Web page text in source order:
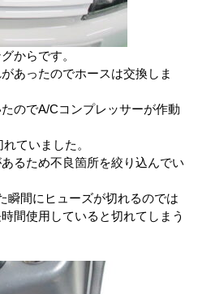
からです。
あったのでホースは交換しま
のでA/Cコンプレッサーが作動
ていました。
るため不良箇所を絞り込んでい
瞬間にヒューズが切れるのでは
間使用していると切れてしまう